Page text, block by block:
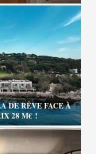
DE RÊVE FACE À
28 M€ !